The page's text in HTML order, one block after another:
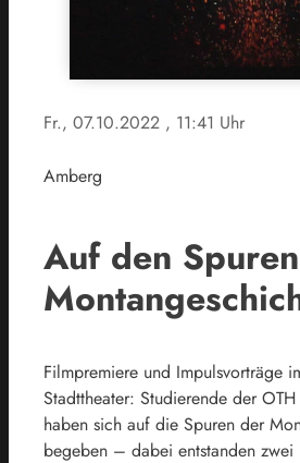
Fr., 07.10.2022 , 11:41 Uhr
Amberg
Auf den
Filmpremiere und Impulsvorträge
Stadttheater: Studierende der
haben sich auf die Spuren der
begeben – dabei entstanden